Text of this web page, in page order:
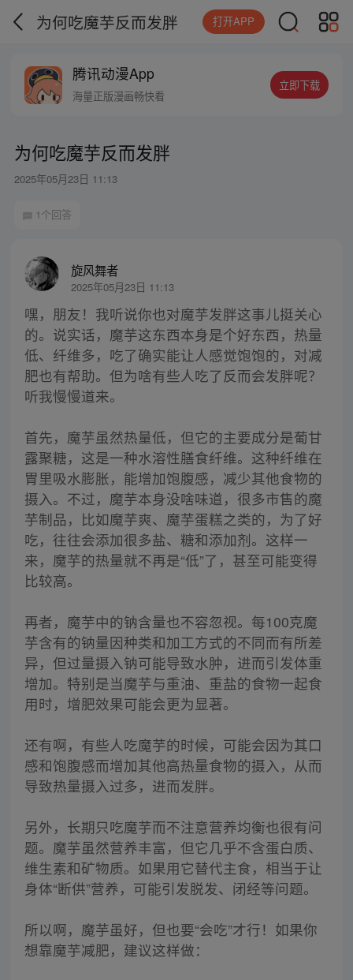
为何吃魔芋反而发胖 打开APP
腾讯动漫App
海量正版漫画畅快看
立即下载
为何吃魔芋反而发胖
2025年05月23日 11:13
1个回答
旋风舞者
2025年05月23日 11:13
嘿，朋友！我听说你也对魔芋发胖这事儿挺关心
的。说实话，魔芋这东西本身是个好东西，热量
低、纤维多，吃了确实能让人感觉饱饱的，对减
肥也有帮助。但为啥有些人吃了反而会发胖呢？
听我慢慢道来。
首先，魔芋虽然热量低，但它的主要成分是葡甘
露聚糖，这是一种水溶性膳食纤维。这种纤维在
胃里吸水膨胀，能增加饱腹感，减少其他食物的
摄入。不过，魔芋本身没啥味道，很多市售的魔
芋制品，比如魔芋爽、魔芋蛋糕之类的，为了好
吃，往往会添加很多盐、糖和添加剂。这样一
来，魔芋的热量就不再是“低”了，甚至可能变得
比较高。
再者，魔芋中的钠含量也不容忽视。每100克魔
芋含有的钠量因种类和加工方式的不同而有所差
异，但过量摄入钠可能导致水肿，进而引发体重
增加。特别是当魔芋与重油、重盐的食物一起食
用时，增肥效果可能会更为显著。
还有啊，有些人吃魔芋的时候，可能会因为其口
感和饱腹感而增加其他高热量食物的摄入，从而
导致热量摄入过多，进而发胖。
另外，长期只吃魔芋而不注意营养均衡也很有问
题。魔芋虽然营养丰富，但它几乎不含蛋白质、
维生素和矿物质。如果用它替代主食，相当于让
身体“断供”营养，可能引发脱发、闭经等问题。
所以啊，魔芋虽好，但也要“会吃”才行！如果你
想靠魔芋减肥，建议这样做：